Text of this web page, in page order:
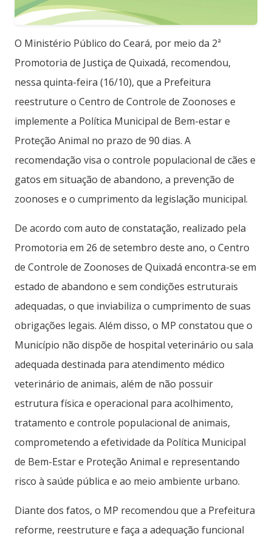
O Ministério Público do Ceará, por meio da 2ª
Promotoria de Justiça de Quixadá, recomendou,
nessa quinta-feira (16/10), que a Prefeitura
reestruture o Centro de Controle de Zoonoses e
implemente a Política Municipal de Bem-estar e
Proteção Animal no prazo de 90 dias. A
recomendação visa o controle populacional de cães e
gatos em situação de abandono, a prevenção de
zoonoses e o cumprimento da legislação municipal.
De acordo com auto de constatação, realizado pela
Promotoria em 26 de setembro deste ano, o Centro
de Controle de Zoonoses de Quixadá encontra-se em
estado de abandono e sem condições estruturais
adequadas, o que inviabiliza o cumprimento de suas
obrigações legais. Além disso, o MP constatou que o
Município não dispõe de hospital veterinário ou sala
adequada destinada para atendimento médico
veterinário de animais, além de não possuir
estrutura física e operacional para acolhimento,
tratamento e controle populacional de animais,
comprometendo a efetividade da Política Municipal
de Bem-Estar e Proteção Animal e representando
risco à saúde pública e ao meio ambiente urbano.
Diante dos fatos, o MP recomendou que a Prefeitura
reforme, reestruture e faça a adequação funcional